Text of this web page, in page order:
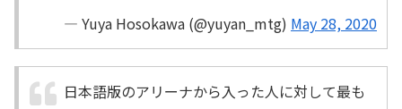
— Yuya Hosokawa (@yuyan_mtg) May 28, 2020
日本語版のアリーナから入った人に対して最も